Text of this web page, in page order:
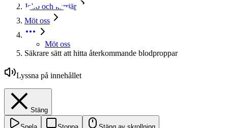
Jobb och karriär
Möt oss
Möt oss
Säkrare sätt att hitta återkommande blodproppar
Lyssna på innehållet
Stäng